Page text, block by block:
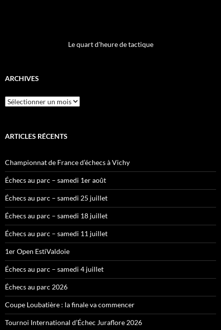
Le quart d'heure de tactique
ARCHIVES
Archives
ARTICLES RÉCENTS
Championnat de France d’échecs à Vichy
Échecs au parc – samedi 1er août
Échecs au parc – samedi 25 juillet
Échecs au parc – samedi 18 juillet
Échecs au parc – samedi 11 juillet
1er Open EstiValdoie
Échecs au parc – samedi 4 juillet
Échecs au parc 2026
Coupe Loubatière : la finale va commencer
Tournoi International d’Échec Juraflore 2026